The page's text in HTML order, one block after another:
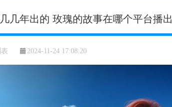
几年出的 玫瑰的故事在哪个平台播出
2024-11-24 17:08:20